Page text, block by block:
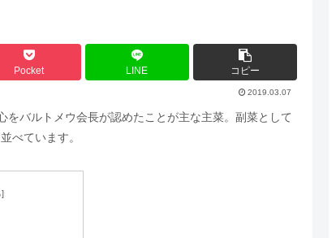
Pocket LINE コピー
2019.03.07
バルトメウ会長が認めたことが主な主菜。副菜として
べています。